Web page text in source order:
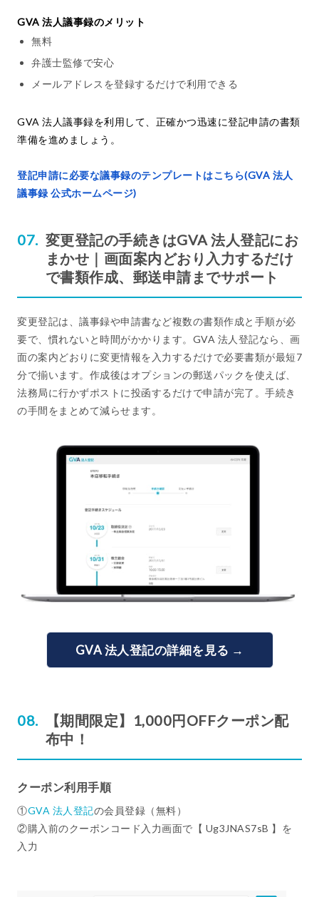
GVA 法人議事録のメリット
無料
弁護士監修で安心
メールアドレスを登録するだけで利用できる
GVA 法人議事録を利用して、正確かつ迅速に登記申請の書類
準備を進めましょう。
登記申請に必要な議事録のテンプレートはこちら(GVA 法人
議事録 公式ホームページ)
変更登記の手続きはGVA 法人登記にお
まかせ｜画面案内どおり入力するだけ
で書類作成、郵送申請までサポート
変更登記は、議事録や申請書など複数の書類作成と手順が必
要で、慣れないと時間がかかります。GVA 法人登記なら、画
面の案内どおりに変更情報を入力するだけで必要書類が最短7
分で揃います。作成後はオプションの郵送パックを使えば、
法務局に行かずポストに投函するだけで申請が完了。手続き
の手間をまとめて減らせます。
GVA 法人登記の詳細を見る →
【期間限定】1,000円OFFクーポン配
布中！
クーポン利用手順
①GVA 法人登記の会員登録（無料）
②購入前のクーポンコード入力画面で【 Ug3JNAS7sB 】を
入力